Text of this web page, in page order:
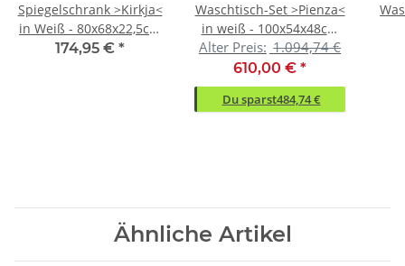
Spiegelschrank >Kirkja<
in Weiß - 80x68x22,5cm
(BxHxT)
174,95 € *
Waschtisch-Set >Pienza<
in weiß - 100x54x48cm
(BxHxT)
Alter Preis: 1.094,74 €
610,00 € *
Du sparst484,74 €
Ähnliche Artikel